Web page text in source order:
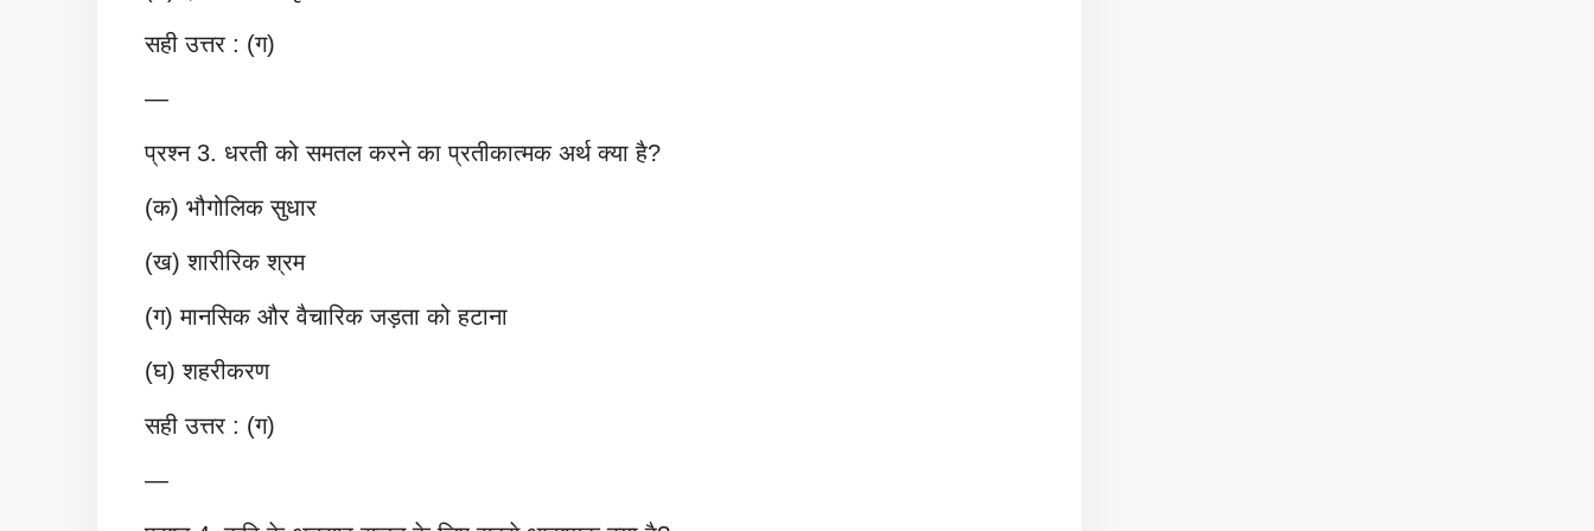
सही उत्तर : (ग)
—
प्रश्न 3. धरती को समतल करने का प्रतीकात्मक अर्थ क्या है?
(क) भौगोलिक सुधार
(ख) शारीरिक श्रम
(ग) मानसिक और वैचारिक जड़ता को हटाना
(घ) शहरीकरण
सही उत्तर : (ग)
—